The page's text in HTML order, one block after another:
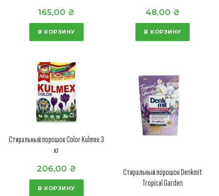
165,00 ₴
В КОРЗИНУ
48,00 ₴
В КОРЗИНУ
Стиральный порошок Color Kulmex 3
кг
206,00 ₴
В КОРЗИНУ
Стиральный порошок Denkmit
Tropical Garden